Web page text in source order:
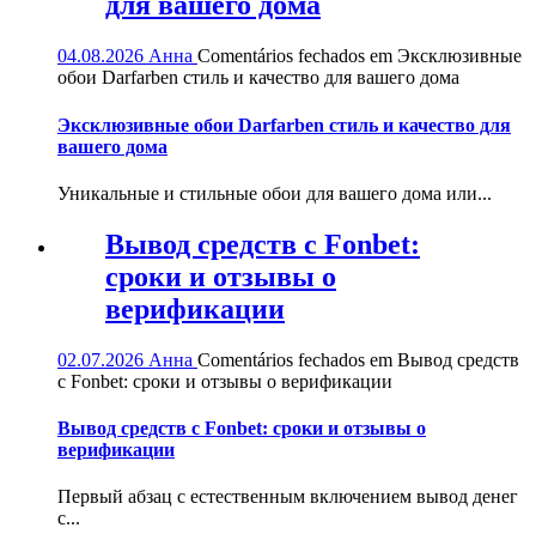
04.08.2026 Анна Comentários fechados em Эксклюзивные
обои Darfarben стиль и качество для вашего дома
Эксклюзивные обои Darfarben стиль и качество для
вашего дома
Уникальные и стильные обои для вашего дома или...
Вывод средств с Fonbet:
сроки и отзывы о
верификации
02.07.2026 Анна Comentários fechados em Вывод средств
с Fonbet: сроки и отзывы о верификации
Вывод средств с Fonbet: сроки и отзывы о
верификации
Первый абзац с естественным включением вывод денег
с...